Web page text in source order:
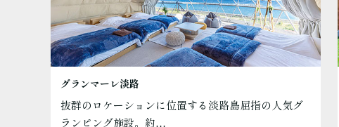
グランマーレ淡路
抜群のロケーションに位置する淡路島屈指の人気グ
ランピング施設。約…